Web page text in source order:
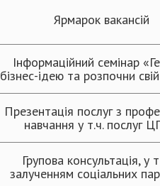
Ярмарок вакансій
Інформаційний семінар
бізнес-ідею та розпочни
Презентація послуг з
навчання у т.ч. послуг
Групова консультація, у
залученням соціальних